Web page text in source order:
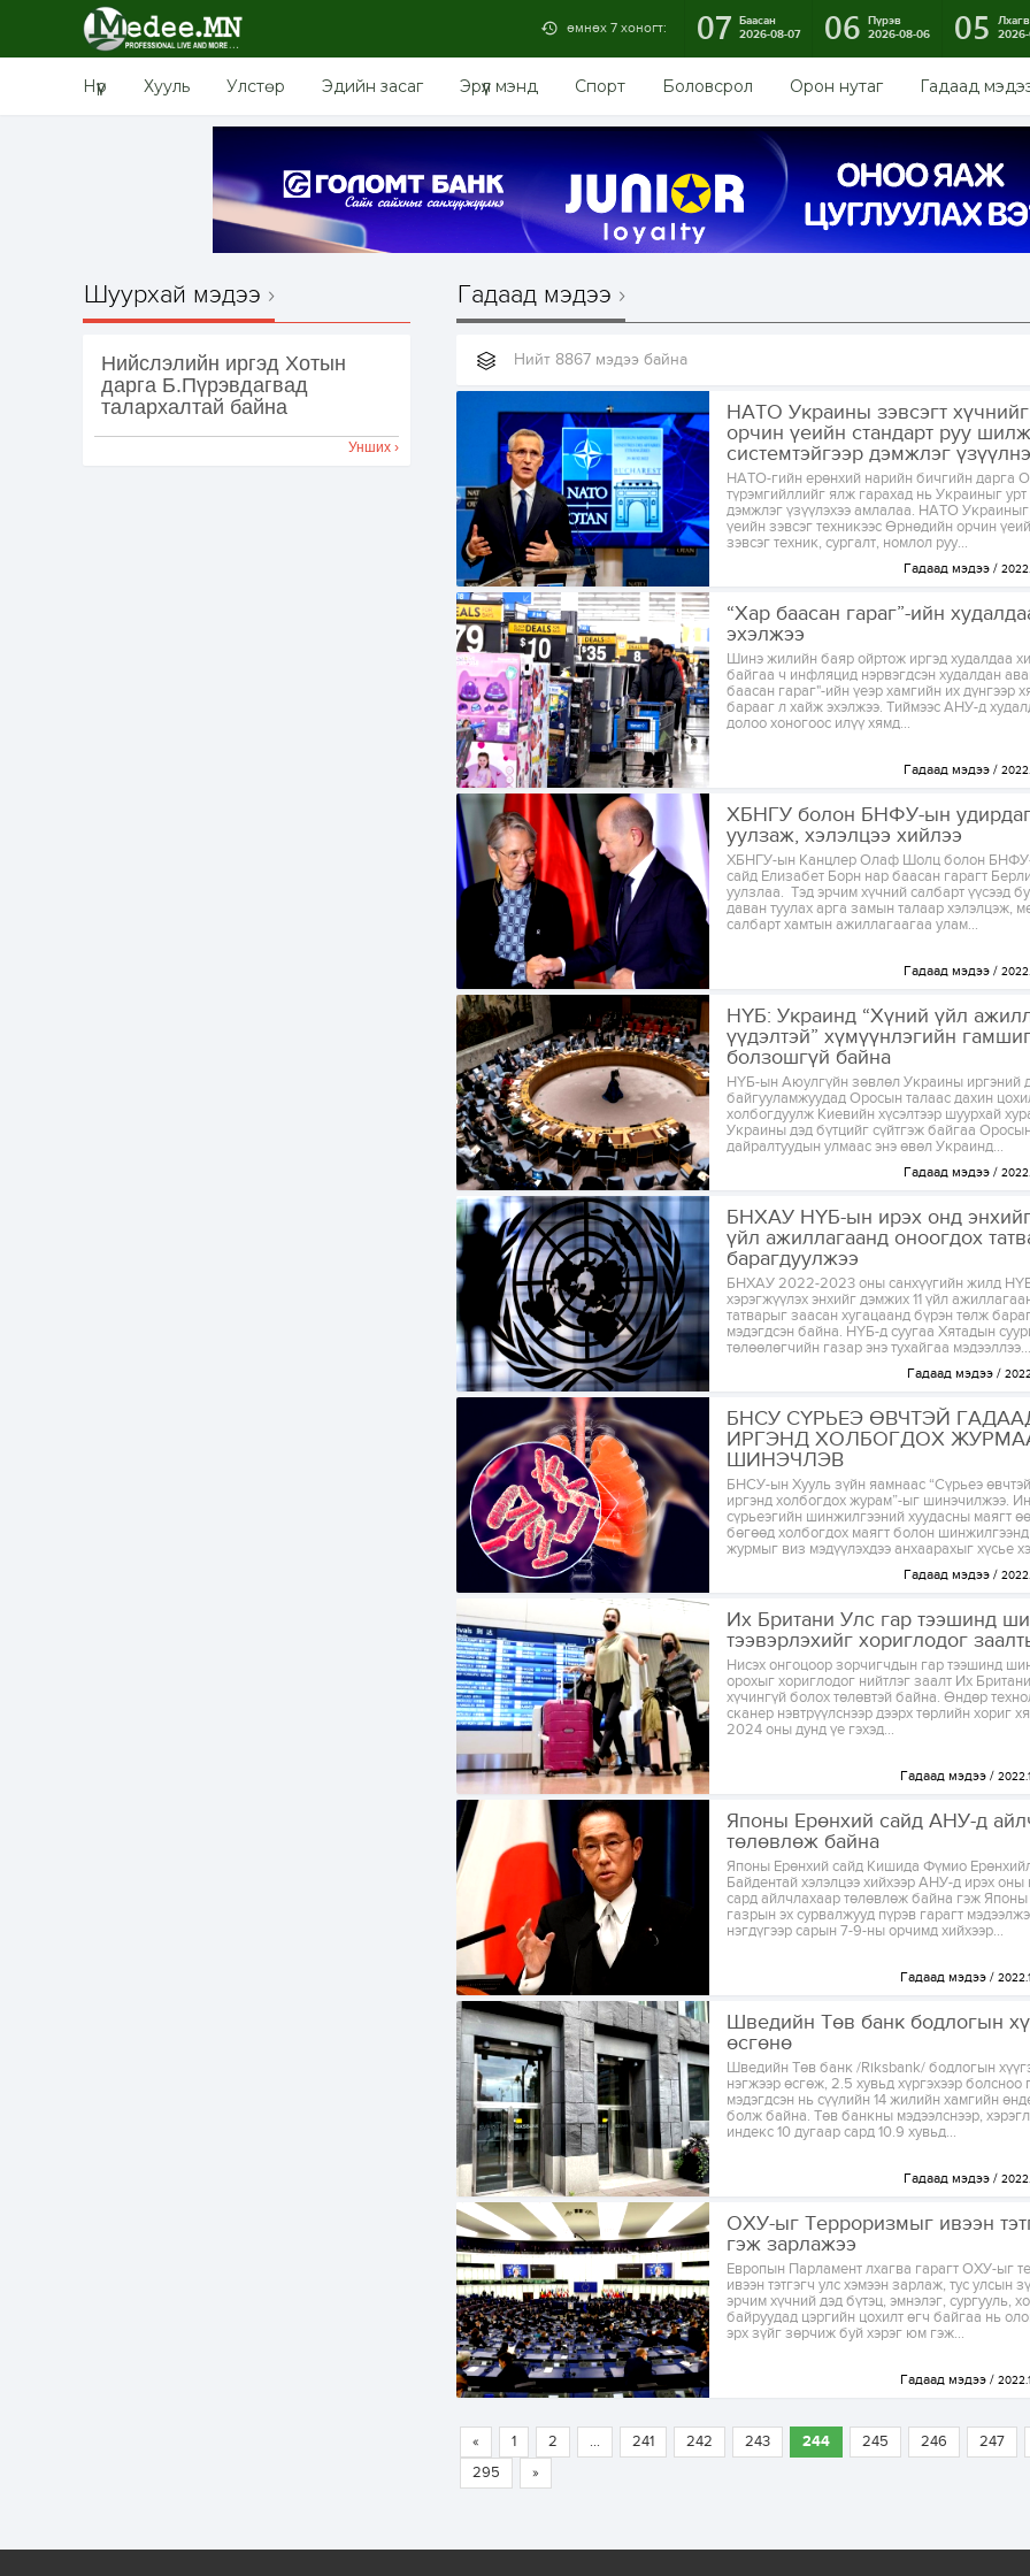
өмнөх 7 хоногт: 07 Баасан
2026-08-07
06 Пүрэв
2026-08-06
05
Нүүр Хууль Улстөр Эдийн засаг Эрүүл мэнд Спорт Боловсрол Орон нутаг Гадаад
Шуурхай мэдээ
Нийслэлийн иргэд Хотын
дарга Б.Пүрэвдагвад
талархалтай байна
Унших ›
Гадаад мэдээ
Нийт 8867 мэдээ байна
НАТО Украины зэвсэгт
орчин үеийн стандарт руу
системтэйгээр дэмжлэг үзүүлнэ
НАТО-гийн ерөнхий нарийн бичгийн дарга
түрэмгийллийг ялж гарахад нь Украиныг урт
дэмжлэг үзүүлэхээ амлалаа. НАТО
үеийн зэвсэг техникээс Өрнөдийн орчин
зэвсэг техник, сургалт, номлол руу...
Гадаад мэдээ
“Хар баасан гараг”-ийн
эхэлжээ
Шинэ жилийн баяр ойртож иргэд худалдаа
байгаа ч инфляцид нэрвэгдсэн худалдан
баасан гараг"-ийн үеэр хамгийн их дүнгээр
барааг л хайж эхэлжээ. Тиймээс АНУ-д
долоо хоногоос илүү хямд...
Гадаад мэдээ
ХБНГУ болон БНФУ-ын
уулзаж, хэлэлцээ хийлээ
ХБНГУ-ын Канцлер Олаф Шолц болон
сайд Елизабет Борн нар баасан гарагт
уулзлаа. Тэд эрчим хүчний салбарт үүсээд
даван туулах арга замын талаар хэлэлцэж,
салбарт хамтын ажиллагаагаа улам...
Гадаад мэдээ
НҮБ: Украинд “Хүний үйл
үүдэлтэй” хүмүүнлэгийн
болзошгүй байна
НҮБ-ын Аюулгүйн зөвлөл Украины иргэний
байгууламжуудад Оросын талаас дахин
холбогдуулж Киевийн хүсэлтээр шуурхай
Украины дэд бүтцийг сүйтгэж байгаа Оросын
дайралтуудын улмаас энэ өвөл Украинд...
Гадаад мэдээ
БНХАУ НҮБ-ын ирэх онд
үйл ажиллагаанд оноогдох
барагдуулжээ
БНХАУ 2022-2023 оны санхүүгийн жилд
хэрэгжүүлэх энхийг дэмжих 11 үйл
татварыг заасан хугацаанд бүрэн төлж
мэдэгдсэн байна. НҮБ-д суугаа Хятадын
төлөөлөгчийн газар энэ тухайгаа мэдээллээ...
Гадаад мэдээ
БНСУ СҮРЬЕЭ ӨВЧТЭЙ
ИРГЭНД ХОЛБОГДОХ
ШИНЭЧЛЭВ
БНСУ-ын Хууль зүйн яамнаас “Сүрьеэ
иргэнд холбогдох журам”-ыг шинэчилжээ.
сүрьеэгийн шинжилгээний хуудасны маягт
бөгөөд холбогдох маягт болон
журмыг виз мэдүүлэхдээ анхаарахыг хүсье
Гадаад мэдээ
Их Британи Улс гар тээшинд
тээвэрлэхийг хориглодог
Нисэх онгоцоор зорчигчдын гар тээшинд
орохыг хориглодог нийтлэг заалт Их
хүчингүй болох төлөвтэй байна. Өндөр
сканер нэвтрүүлснээр дээрх төрлийн хориг
2024 оны дунд үе гэхэд...
Гадаад мэдээ
Японы Ерөнхий сайд АНУ-д
төлөвлөж байна
Японы Ерөнхий сайд Кишида Фүмио
Байдентай хэлэлцээ хийхээр АНУ-д ирэх оны
сард айлчлахаар төлөвлөж байна гэж Японы
газрын эх сурвалжууд пүрэв гарагт
нэгдүгээр сарын 7-9-ны орчимд хийхээр...
Гадаад мэдээ
Шведийн Төв банк бодлогын
өсгөнө
Шведийн Төв банк /Riksbank/ бодлогын
нэгжээр өсгөж, 2.5 хувьд хүргэхээр болсноо
мэдэгдсэн нь сүүлийн 14 жилийн хамгийн
болж байна. Төв банкны мэдээлснээр,
индекс 10 дугаар сард 10.9 хувьд...
Гадаад мэдээ
ОХУ-ыг Терроризмыг ивээн
гэж зарлажээ
Европын Парламент лхагва гарагт ОХУ-ыг
ивээн тэтгэгч улс хэмээн зарлаж, тус улсын
эрчим хүчний дэд бүтэц, эмнэлэг, сургууль,
байруудад цэргийн цохилт өгч байгаа нь
эрх зүйг зөрчиж буй хэрэг юм гэж...
Гадаад мэдээ
« 1 2 ... 241 242 243 244 245 246 247
295
»